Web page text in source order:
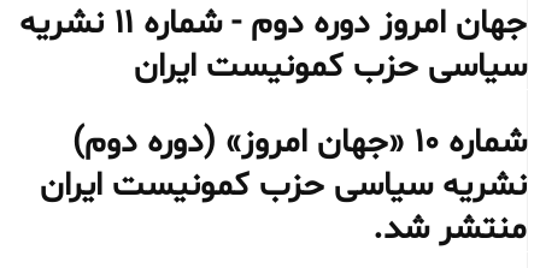
جهان امروز دوره دوم - شماره ۱۱ نشریه
سیاسی حزب کمونیست ایران
شماره ١٠ «جهان امروز» (دوره دوم)
نشریه سیاسی حزب کمونیست ایران
منتشر شد.